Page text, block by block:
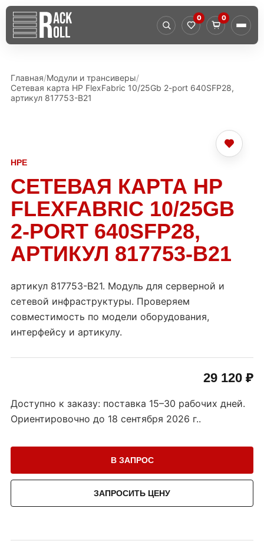
0 0
Главная Модули и трансиверы
Сетевая карта HP FlexFabric 10/25Gb 2-port 640SFP28,
артикул 817753-B21
HPE
СЕТЕВАЯ КАРТА HP
FLEXFABRIC 10/25GB
2-PORT 640SFP28,
АРТИКУЛ 817753-B21
артикул 817753-B21. Модуль для серверной и
сетевой инфраструктуры. Проверяем
совместимость по модели оборудования,
интерфейсу и артикулу.
29 120 ₽
Доступно к заказу: поставка 15–30 рабочих дней.
Ориентировочно до 18 сентября 2026 г..
В ЗАПРОС
ЗАПРОСИТЬ ЦЕНУ